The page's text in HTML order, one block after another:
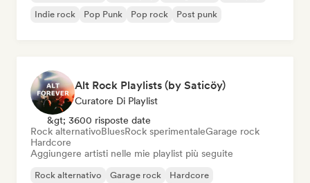
Indie rock
Pop Punk Pop rock Post punk
Alt Rock Playlists (by Saticöy)
Curatore Di Playlist
&gt; 3600 risposte date
Rock alternativoBluesRock sperimentaleGarage rock
Hardcore
Aggiungere artisti nelle mie playlist più seguite
Rock alternativo Garage rock
Hardcore